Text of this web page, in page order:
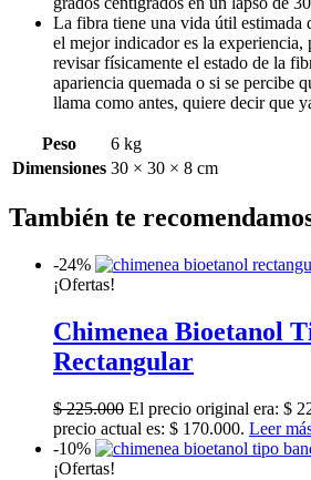
La fibra tiene una vida útil estimada
el mejor indicador es la experiencia,
revisar físicamente el estado de la
apariencia quemada o si se percibe
llama como antes, quiere decir que
Peso
6 kg
Dimensiones 30 × 30 × 8 cm
También te
-24%
¡Ofertas!
Chimenea Bioetanol
Rectangular
$225.000 El precio original era: $
precio actual es: $ 170.000. Leer
-10%
¡Ofertas!